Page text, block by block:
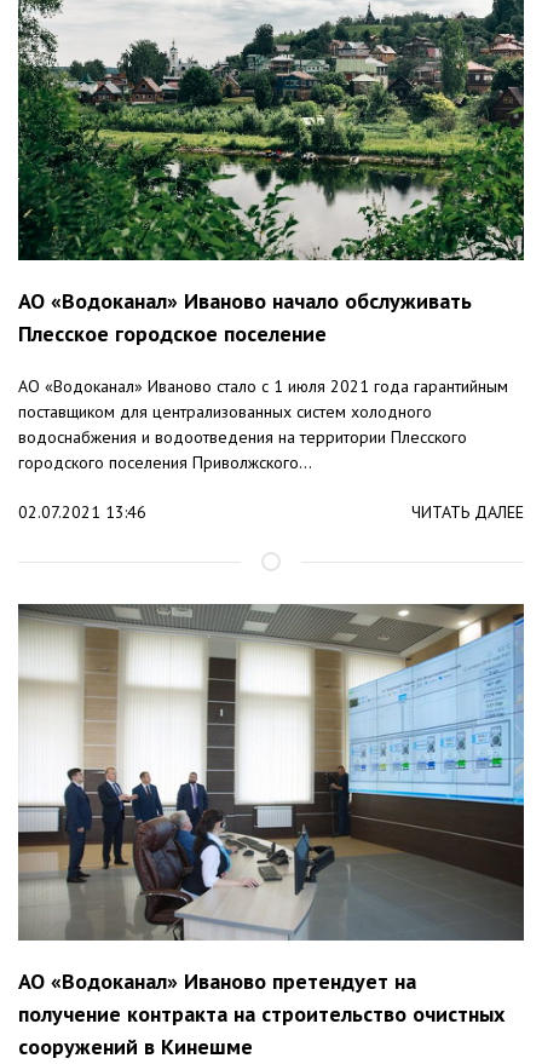
АО «Водоканал» Иваново начало обслуживать
Плесское городское поселение
АО «Водоканал» Иваново стало с 1 июля 2021 года гарантийным
поставщиком для централизованных систем холодного
водоснабжения и водоотведения на территории Плесского
городского поселения Приволжского...
02.07.2021 13:46 ЧИТАТЬ ДАЛЕЕ
АО «Водоканал» Иваново претендует на
получение контракта на строительство очистных
сооружений в Кинешме